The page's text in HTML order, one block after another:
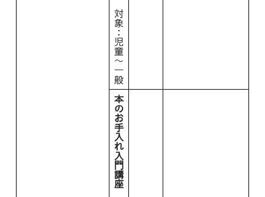
対
象
：
児
童
～
一
般
本
の
お
手
入
れ
入
門
講
座